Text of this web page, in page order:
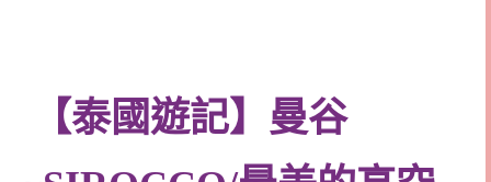
【泰國遊記】曼谷